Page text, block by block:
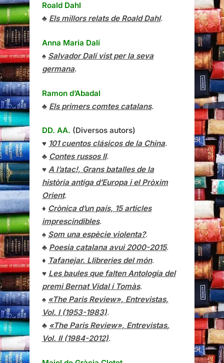
Roald Dahl
♣ Els millors relats de Roald Dahl.
Anna Maria Dalí
♠ Salvador Dalí vist per la seva
germana.
Ramon d’Abadal
♣ Els primers comtes catalans.
DD. AA. (Diversos autors)
♥ 101 cuentos clásicos de la China.
♣ Contes russos II.
♥ A l’atac!, Grans batalles de la
història antiga d’Europa i el Pròxim
Orient.
♦ Crònica d’un país, 15 articles
imprescindibles.
♠ Som una espècie violenta?.
♣ Poesia catalana avui 2000-2015.
♦ Tafanejar. Llibreries del món.
♥ Les baules que falten Antologia del
premi Bernat Vidal i Tomàs.
♠ «The Paris Review», Entrevistas,
Vol. I (1953-1983).
♣ «The Paris Review», Entrevistas,
Vol. II (1984-2012).